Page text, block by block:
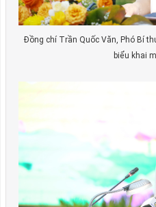
Đồng chí Trần Quốc Văn, Phó Bí
biểu khai